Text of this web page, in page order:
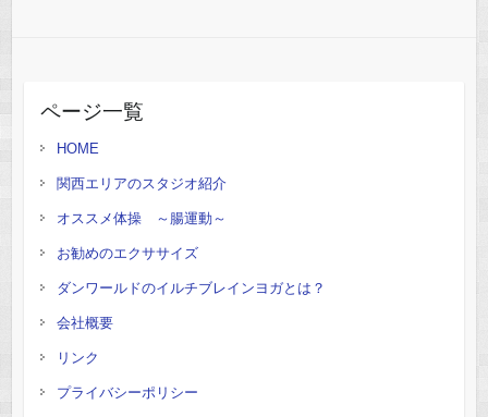
ページ一覧
HOME
関西エリアのスタジオ紹介
オススメ体操 ～腸運動～
お勧めのエクササイズ
ダンワールドのイルチブレインヨガとは？
会社概要
リンク
プライバシーポリシー